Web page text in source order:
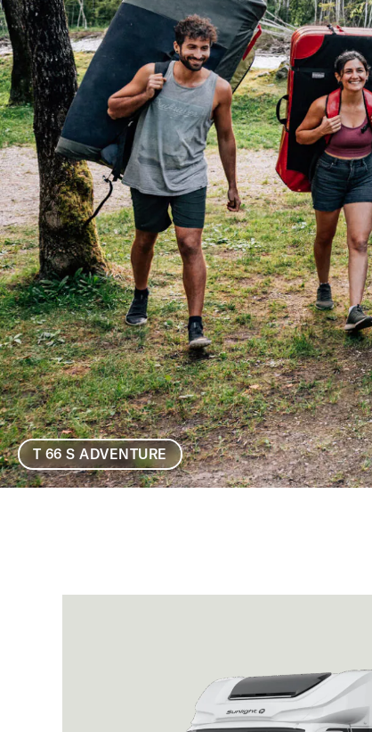
T 66 S ADVENTURE